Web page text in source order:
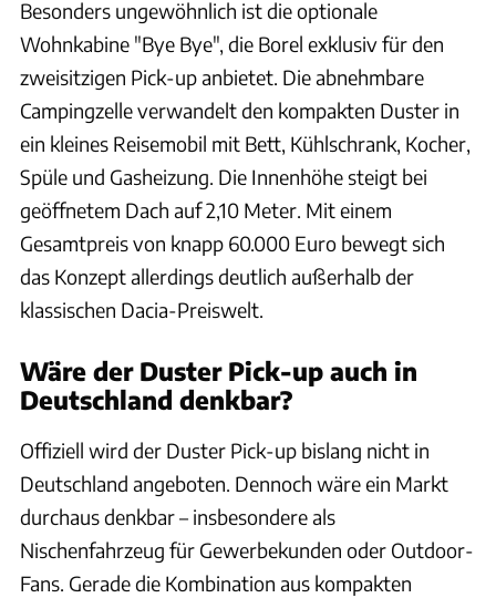
Besonders ungewöhnlich ist die optionale
Wohnkabine "Bye Bye", die Borel exklusiv für den
zweisitzigen Pick-up anbietet. Die abnehmbare
Campingzelle verwandelt den kompakten Duster in
ein kleines Reisemobil mit Bett, Kühlschrank, Kocher,
Spüle und Gasheizung. Die Innenhöhe steigt bei
geöffnetem Dach auf 2,10 Meter. Mit einem
Gesamtpreis von knapp 60.000 Euro bewegt sich
das Konzept allerdings deutlich außerhalb der
klassischen Dacia-Preiswelt.
Wäre der Duster Pick-up auch in
Deutschland denkbar?
Offiziell wird der Duster Pick-up bislang nicht in
Deutschland angeboten. Dennoch wäre ein Markt
durchaus denkbar – insbesondere als
Nischenfahrzeug für Gewerbekunden oder Outdoor-
Fans. Gerade die Kombination aus kompakten